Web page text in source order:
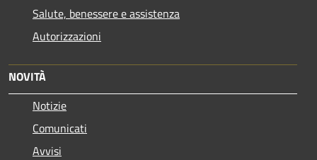
Salute, benessere e assistenza
Autorizzazioni
NOVITÀ
Notizie
Comunicati
Avvisi